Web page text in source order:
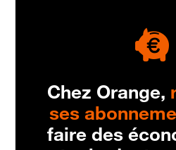
Chez Orange,
ses
faire des